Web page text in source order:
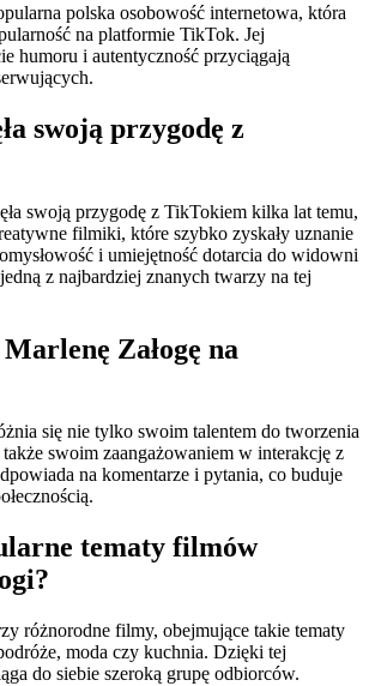
polska osobowość internetowa, która
na platformie TikTok. Jej
humoru i autentyczność przyciągają
swoją przygodę z
swoją przygodę z TikTokiem kilka lat temu,
filmiki, które szybko zyskały uznanie
i umiejętność dotarcia do widowni
jedną z najbardziej znanych twarzy na tej
Załogę na
się nie tylko swoim talentem do tworzenia
swoim zaangażowaniem w interakcję z
na komentarze i pytania, co buduje
tematy filmów
różnorodne filmy, obejmujące takie tematy
moda czy kuchnia. Dzięki tej
do siebie szeroką grupę odbiorców.